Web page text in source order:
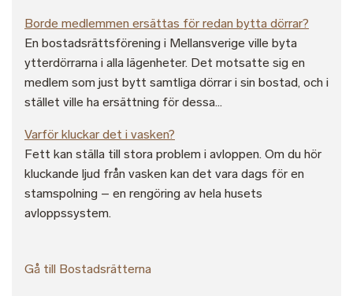
Borde medlemmen ersättas för redan bytta dörrar?
En bostadsrättsförening i Mellansverige ville byta
ytterdörrarna i alla lägenheter. Det motsatte sig en
medlem som just bytt samtliga dörrar i sin bostad, och i
stället ville ha ersättning för dessa...
Varför kluckar det i vasken?
Fett kan ställa till stora problem i avloppen. Om du hör
kluckande ljud från vasken kan det vara dags för en
stamspolning – en rengöring av hela husets
avloppssystem.
Gå till Bostadsrätterna